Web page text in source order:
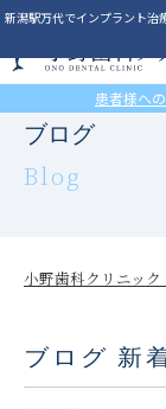
新潟駅万代でインプラント治
患者様へ
ブログ
Blog
小野歯科クリニッ
ブログ 新